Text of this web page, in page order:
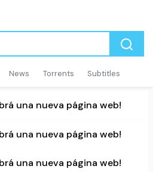
News Torrents Subtitles
una nueva página web!
una nueva página web!
una nueva página web!